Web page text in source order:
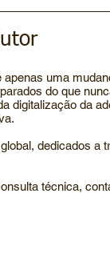
uma
do que
digitalização da
dedicados a
técnica,